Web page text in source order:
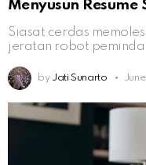
Menyusun
Siasat cerdas
jeratan robot
by Jati Sunarto